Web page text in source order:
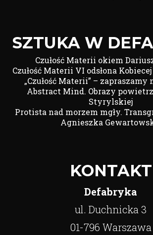
SZTUKA W
Czułość Materii okiem
Czułość Materii VI odsłona
„Czułość Materii” – zapraszamy
Abstract Mind. Obrazy
Styrylskiej
Protista nad morzem mgły.
Agnieszka
KONTAKT
Defabryka
ul. Duchnicka 3
01-796 Warszawa